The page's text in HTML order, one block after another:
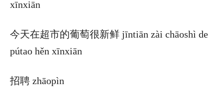
xīnxiān
今天在超市的葡萄很新鲜 jīntiān zài chāoshì de
pútao hěn xīnxiān
招聘 zhāopìn